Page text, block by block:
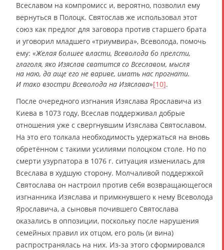
Всеславом на компромисс и, вероятно, позволил ему
вернуться в Полоцк. Святослав же использовал этот
союз как предлог для заговора против старшего брата
и уговорил младшего «триумвира», Всеволода, помочь
ему: «Желая болшее власти, Всеволода бо прелсти,
глаголя, яко Изяслав сватится со Всеславом, мысля
на наю, да аще его не вариве, имать нас прогнати.
И тако взостри Всеволода на Изяслава»[10].
После очередного изгнания Изяслава Ярославича из
Киева в 1073 году, Всеслав поддерживал добрые
отношения уже с свергнувшим Изяслава Святославом.
На это его толкала необходимость удержаться на вновь
обретённом с такими усилиями полоцком столе. Но по
смерти узурпатора в 1076 г. ситуация изменилась для
Всеслава в худшую сторону. Молчаливой поддержкой
Святослава он настроил против себя возвращающегося
изгнанника Изяслава и примкнувшего к нему Всеволода
Ярославича, а сыновья почившего Святослава
оказались в оппозиции, поскольку после нарушения
семейных правил их отцом, его роль (и вина)
распространялась на них. Из-за этого сформировался